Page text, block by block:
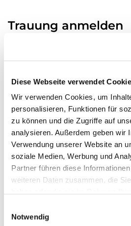
Diese Webseite verwendet
Wir verwenden Cookies, um
personalisieren, Funktionen für
zu können und die Zugriffe auf
analysieren. Außerdem geben wir
Verwendung unserer Website an
soziale Medien, Werbung und
Partner führen diese
weiteren Daten zusammen, die
Notwendig
Trauung anmelden
Füllen Sie von zu Hause Ihre
mit. Wir melden uns
Trauung anmelden
Worum es geht
Traugespräch
Ehejubiläum